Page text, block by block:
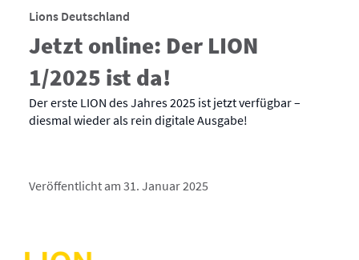
Lions Deutschland
Jetzt online: Der LION
1/2025 ist da!
Der erste LION des Jahres 2025 ist jetzt verfügbar –
diesmal wieder als rein digitale Ausgabe!
Veröffentlicht am 31. Januar 2025